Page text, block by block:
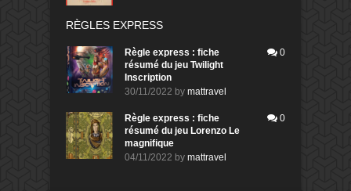
RÈGLES EXPRESS
Règle express : fiche
résumé du jeu Twilight
Inscription
30/11/2022 by mattravel
0
Règle express : fiche
résumé du jeu Lorenzo Le
magnifique
04/11/2022 by mattravel
0